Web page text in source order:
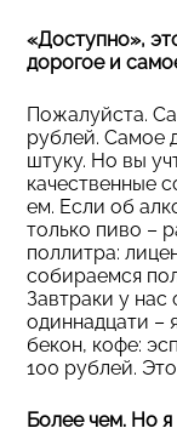
«Доступно»,
дорогое и
Пожалуйста.
рублей. Самое
штуку. Но вы
качественные
ем. Если об
только пиво –
поллитра:
собираемся
Завтраки у нас
одиннадцати –
бекон, кофе:
100 рублей.
Более чем. Но я